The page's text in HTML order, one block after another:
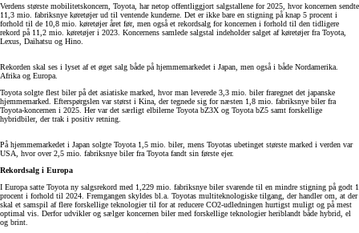
Verdens største mobilitetskoncern, Toyota, har netop offentliggjort salgstallene for 2025, hvor koncernen sendte
11,3 mio. fabriksnye køretøjer ud til ventende kunderne. Det er ikke bare en stigning på knap 5 procent i
forhold til de 10,8 mio. køretøjer året før, men også et rekordsalg for koncernen i forhold til den tidligere
rekord på 11,2 mio. køretøjer i 2023. Koncernens samlede salgstal indeholder salget af køretøjer fra Toyota,
Lexus, Daihatsu og Hino.
Rekorden skal ses i lyset af et øget salg både på hjemmemarkedet i Japan, men også i både Nordamerika.
Afrika og Europa.
Toyota solgte flest biler på det asiatiske marked, hvor man leverede 3,3 mio. biler fraregnet det japanske
hjemmemarked. Efterspørgslen var størst i Kina, der tegnede sig for næsten 1,8 mio. fabriksnye biler fra
Toyota-koncernen i 2025. Her var det særligt elbilerne Toyota bZ3X og Toyota bZ5 samt forskellige
hybridbiler, der trak i positiv retning.
På hjemmemarkedet i Japan solgte Toyota 1,5 mio. biler, mens Toyotas ubetinget største marked i verden var
USA, hvor over 2,5 mio. fabriksnye biler fra Toyota fandt sin første ejer.
Rekordsalg i Europa
I Europa satte Toyota ny salgsrekord med 1,229 mio. fabriksnye biler svarende til en mindre stigning på godt 1
procent i forhold til 2024. Fremgangen skyldes bl.a. Toyotas multiteknologiske tilgang, der handler om, at der
skal et samspil af flere forskellige teknologier til for at reducere CO2-udledningen hurtigst muligt og på mest
optimal vis. Derfor udvikler og sælger koncernen biler med forskellige teknologier heriblandt både hybrid, el
og brint.